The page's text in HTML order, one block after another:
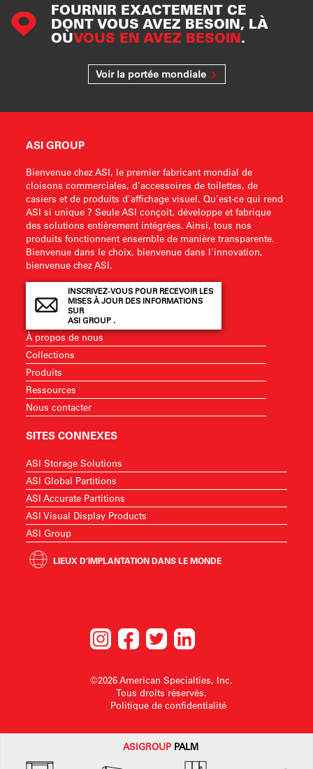
FOURNIR EXACTEMENT CE
DONT VOUS AVEZ BESOIN, LÀ
OÙVOUS EN AVEZ BESOIN.
Voir la portée mondiale
ASIGROUP PALM
ASI GROUP
Bienvenue chez ASI, le premier fabricant mondial de
cloisons commerciales, d'accessoires de toilettes, de
casiers et de produits d'affichage visuel. Qu'est-ce qui rend
ASI si unique ? Seule ASI conçoit, développe et fabrique
des solutions entièrement intégrées. Ainsi, tous nos
produits fonctionnent ensemble de manière transparente.
Bienvenue dans le choix, bienvenue dans l'innovation,
bienvenue chez ASI.
INSCRIVEZ-VOUS POUR RECEVOIR LES
MISES À JOUR DES INFORMATIONS
SUR
ASI GROUP .
À propos de nous
Collections
Produits
Ressources
Nous contacter
SITES CONNEXES
ASI Storage Solutions
ASI Global Partitions
ASI Accurate Partitions
ASI Visual Display Products
ASI Group
LIEUX D'IMPLANTATION DANS LE MONDE
©2026 American Specialties, Inc.
Tous droits réservés.
Politique de confidentialité